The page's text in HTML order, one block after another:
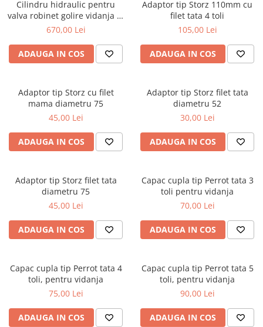
Cilindru hidraulic pentru
valva robinet golire vidanja 4,
5 sau 6 toli, cu dubla[...]
670,00 Lei
ADAUGA IN COS
Adaptor tip Storz 110mm cu
filet tata 4 toli
105,00 Lei
ADAUGA IN COS
Adaptor tip Storz cu filet
mama diametru 75
45,00 Lei
ADAUGA IN COS
Adaptor tip Storz filet tata
diametru 52
30,00 Lei
ADAUGA IN COS
Adaptor tip Storz filet tata
diametru 75
45,00 Lei
ADAUGA IN COS
Capac cupla tip Perrot tata 3
toli pentru vidanja
70,00 Lei
ADAUGA IN COS
Capac cupla tip Perrot tata 4
toli, pentru vidanja
75,00 Lei
ADAUGA IN COS
Capac cupla tip Perrot tata 5
toli, pentru vidanja
90,00 Lei
ADAUGA IN COS